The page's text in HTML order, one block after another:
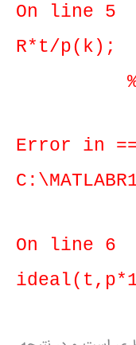
On line
%
Error in
On line 6